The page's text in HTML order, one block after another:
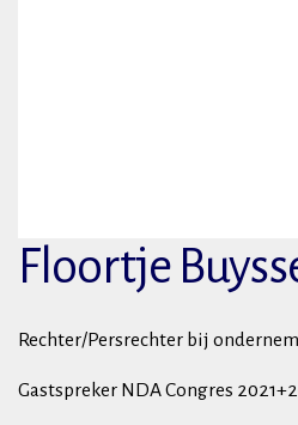
Floortje
Rechter/Persrechter bij
Gastspreker NDA Congres